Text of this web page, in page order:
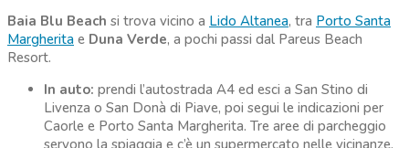
Baia Blu Beach si trova vicino a Lido Altanea, tra Porto Santa
Margherita e Duna Verde, a pochi passi dal Pareus Beach
Resort.
In auto: prendi l’autostrada A4 ed esci a San Stino di
Livenza o San Donà di Piave, poi segui le indicazioni per
Caorle e Porto Santa Margherita. Tre aree di parcheggio